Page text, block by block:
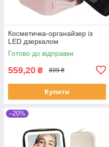
Косметичка-органайзер із
LED дзеркалом
Готово до відправки
559,20 ₴ 699 ₴
Купити
–20%